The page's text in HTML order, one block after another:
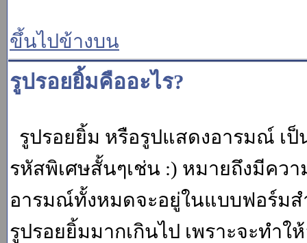
ขึ้นไปข้างบน
รูปรอยยิ้มคืออะไร?
รูปรอยยิ้ม หรือรูปแสดงอารมณ์ เ
รหัสพิเศษสั้นๆเช่น :) หมายถึงมีคว
อารมณ์ทั้งหมดจะอยู่ในแบบฟอร์ม
รูปรอยยิ้มมากเกินไป เพราะจะทำใ